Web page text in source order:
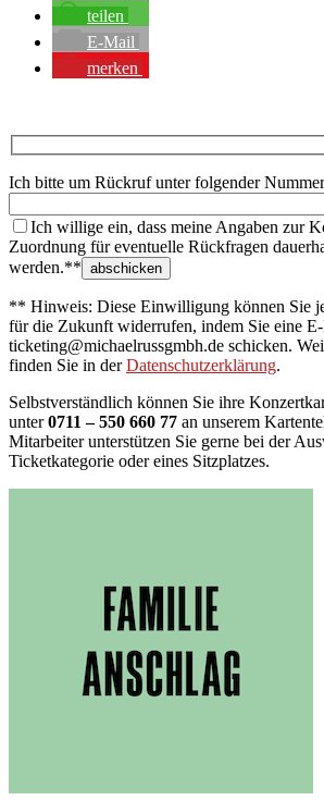
teilen
E-Mail
merken
Ich bitte um Rückruf unter folgender
Ich willige ein, dass meine Angaben zur
Zuordnung für eventuelle Rückfragen
werden.**
** Hinweis: Diese Einwilligung können Sie
für die Zukunft widerrufen, indem Sie eine
ticketing@michaelrussgmbh.de schicken.
finden Sie in derDatenschutzerklärung.
Selbstverständlich können Sie ihre
unter0711 – 550 660 77 an unserem
Mitarbeiter unterstützen Sie gerne bei der
Ticketkategorie oder eines Sitzplatzes.